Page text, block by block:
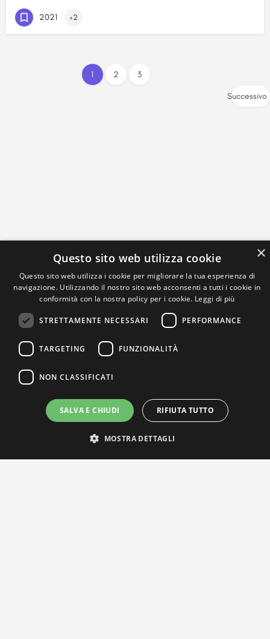
2021 +2
1 2 3
Successivo
×
Questo sito web utilizza cookie
Questo sito web utilizza i cookie per migliorare la tua esperienza di
navigazione. Utilizzando il nostro sito web acconsenti a tutti i cookie in
conformità con la nostra policy per i cookie. Leggi di più
STRETTAMENTE NECESSARI PERFORMANCE
TARGETING FUNZIONALITÀ
NON CLASSIFICATI
SALVA E CHIUDI RIFIUTA TUTTO
MOSTRA DETTAGLI